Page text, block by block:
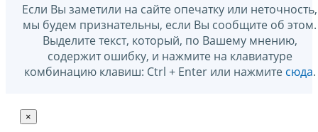
Если Вы заметили на сайте опечатку или неточность,
мы будем признательны, если Вы сообщите об этом.
Выделите текст, который, по Вашему мнению,
содержит ошибку, и нажмите на клавиатуре
комбинацию клавиш: Ctrl + Enter или нажмите сюда.
×